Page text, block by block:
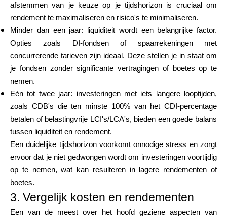
afstemmen van je keuze op je tijdshorizon is cruciaal om
rendement te maximaliseren en risico's te minimaliseren.
Minder dan een jaar: liquiditeit wordt een belangrijke factor.
Opties zoals DI-fondsen of spaarrekeningen met
concurrerende tarieven zijn ideaal. Deze stellen je in staat om
je fondsen zonder significante vertragingen of boetes op te
nemen.
Eén tot twee jaar: investeringen met iets langere looptijden,
zoals CDB's die ten minste 100% van het CDI-percentage
betalen of belastingvrije LCI's/LCA's, bieden een goede balans
tussen liquiditeit en rendement.
Een duidelijke tijdshorizon voorkomt onnodige stress en zorgt
ervoor dat je niet gedwongen wordt om investeringen voortijdig
op te nemen, wat kan resulteren in lagere rendementen of
boetes.
3. Vergelijk kosten en rendementen
Een van de meest over het hoofd geziene aspecten van